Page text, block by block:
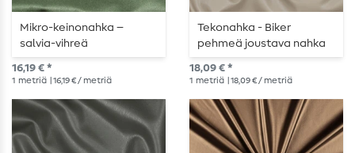
Mikro-keinonahka –
salvia-vihreä
16,19 € *
1 metriä | 16,19 € / metriä
Tekonahka - Biker
pehmeä joustava nahka
hiekka
18,09 € *
1 metriä | 18,09 € / metriä